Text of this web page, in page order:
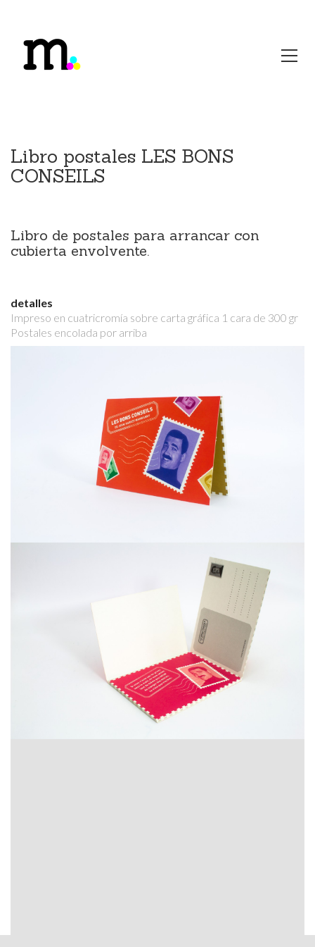
Libro postales LES BONS
CONSEILS
Libro de postales para arrancar con
cubierta envolvente.
detalles
Impreso en cuatricromía sobre carta gráfica 1 cara de 300 gr
Postales encolada por arriba